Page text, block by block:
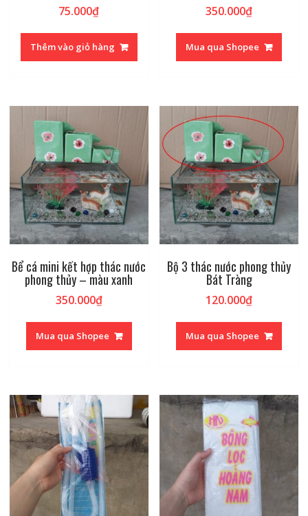
75.000₫
Thêm vào giỏ hàng
350.000₫
Mua qua Shopee
Bể cá mini kết hợp thác nước
phong thủy – màu xanh
350.000₫
Mua qua Shopee
Bộ 3 thác nước phong thủy
Bát Tràng
120.000₫
Mua qua Shopee